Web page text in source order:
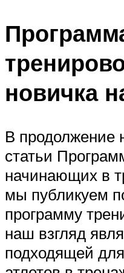
новичка
В
статьи
начинающих в
мы публикуем
программу
наш взгляд
подходящей